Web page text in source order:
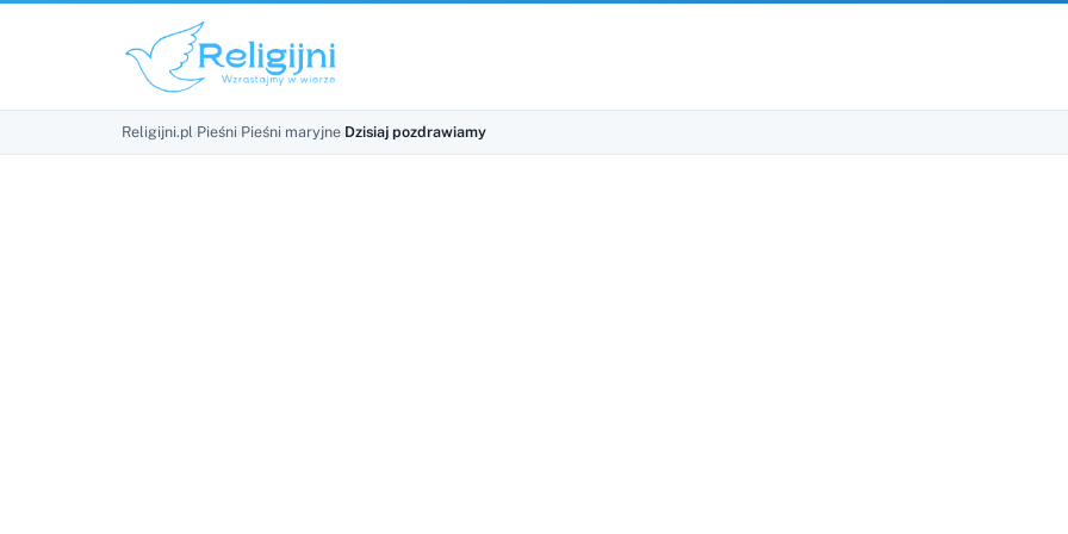
Religijni.pl›Pieśni›Pieśni maryjne›Dzisiaj pozdrawiamy